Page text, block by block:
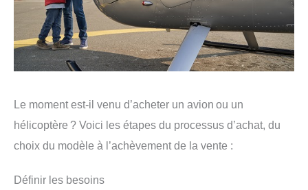
Le moment est-il venu d’acheter un avion ou un
hélicoptère ? Voici les étapes du processus d’achat, du
choix du modèle à l’achèvement de la vente :
Définir les besoins